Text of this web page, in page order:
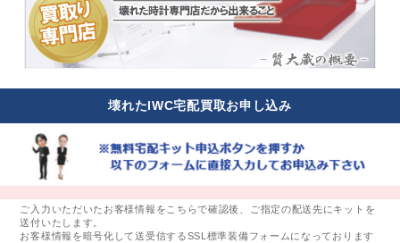
壊れたIWC宅配買取お申し込み
ご入力いただいたお客様情報をこちらで確認後、ご指定の配送先にキットを
送付いたします。
お客様情報を暗号化して送受信するSSL標準装備フォームになっております